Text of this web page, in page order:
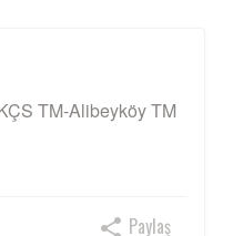
TM-Alibeyköy TM
Paylaş